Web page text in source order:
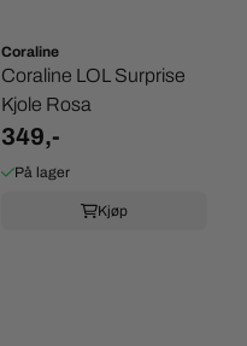
Coraline
Coraline LOL Surprise
Kjole Rosa
349,-
På lager
Kjøp